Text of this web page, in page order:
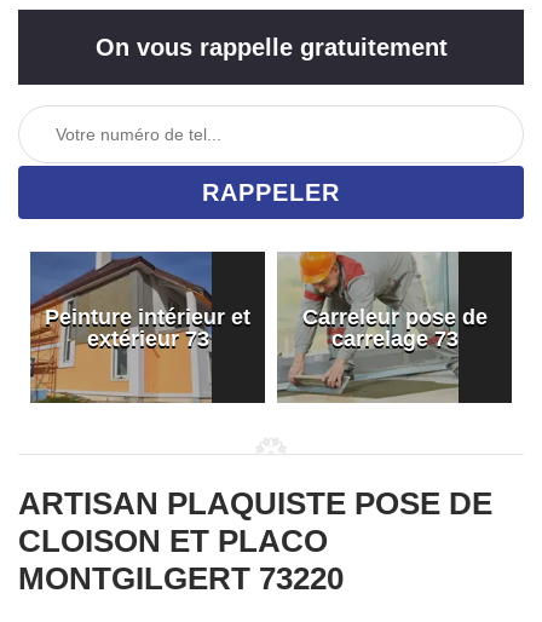
On vous rappelle gratuitement
Peinture intérieur et
extérieur 73
Carreleur pose de
carrelage 73
ARTISAN PLAQUISTE POSE DE
CLOISON ET PLACO
MONTGILGERT 73220